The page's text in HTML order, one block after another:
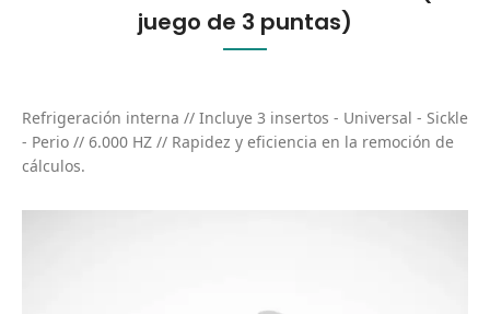
juego de 3 puntas)
Refrigeración interna // Incluye 3 insertos - Universal - Sickle
- Perio // 6.000 HZ // Rapidez y eficiencia en la remoción de
cálculos.